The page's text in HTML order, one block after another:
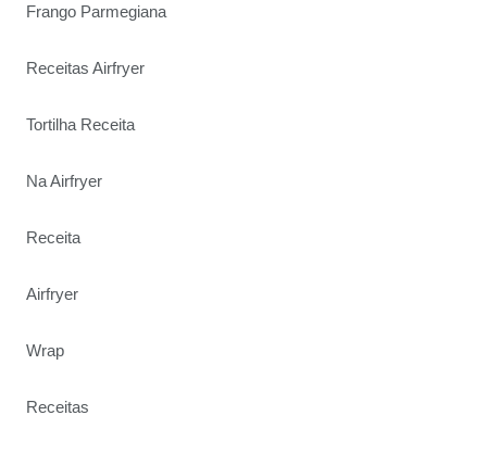
Frango Parmegiana
Receitas Airfryer
Tortilha Receita
Na Airfryer
Receita
Airfryer
Wrap
Receitas